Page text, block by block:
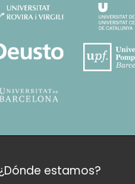
estamos?